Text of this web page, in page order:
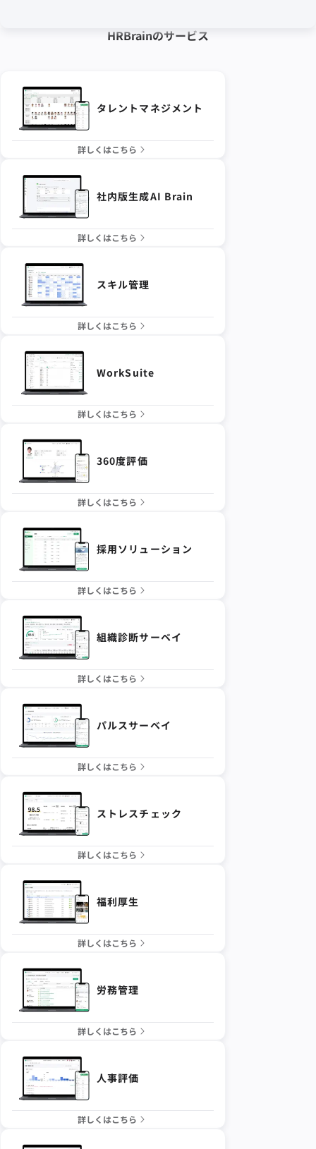
HRBrainのサービス
タレントマネジメント
詳しくはこちら
社内版生成AI Brain
詳しくはこちら
スキル管理
詳しくはこちら
WorkSuite
詳しくはこちら
360度評価
詳しくはこちら
採用ソリューション
詳しくはこちら
組織診断サーベイ
詳しくはこちら
パルスサーベイ
詳しくはこちら
ストレスチェック
詳しくはこちら
福利厚生
詳しくはこちら
労務管理
詳しくはこちら
人事評価
詳しくはこちら